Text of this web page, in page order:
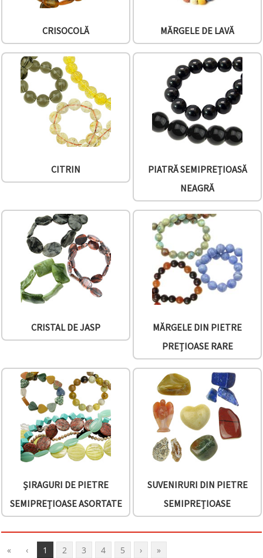
CRISOCOLĂ MĂRGELE DE LAVĂ
CITRIN
PIATRĂ SEMIPREȚIOASĂ
NEAGRĂ
CRISTAL DE JASP
MĂRGELE DIN PIETRE
PREȚIOASE RARE
ȘIRAGURI DE PIETRE
SEMIPREȚIOASE ASORTATE
SUVENIRURI DIN PIETRE
SEMIPREȚIOASE
« ‹ 1 2 3 4 5 › »